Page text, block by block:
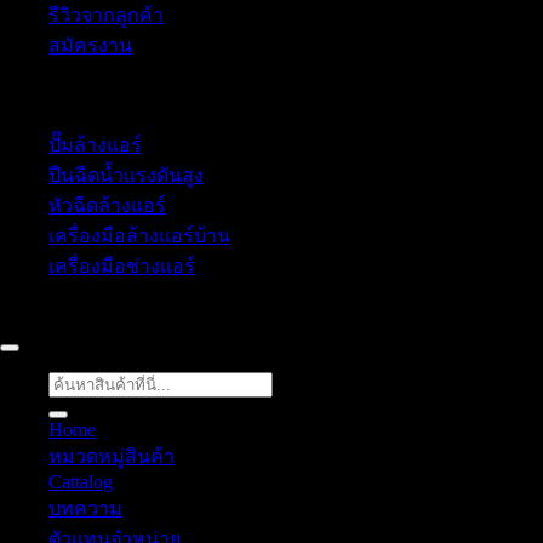
รีวิวจากลูกค้า
สมัครงาน
ปั๊มล้างแอร์
ปืนฉีดน้ำเเรงดันสูง
หัวฉีดล้างแอร์
เครื่องมือล้างแอร์บ้าน
เครื่องมือช่างแอร์
ค้นหา:
Home
หมวดหมู่สินค้า
Cattalog
บทความ
ตัวแทนจำหน่าย